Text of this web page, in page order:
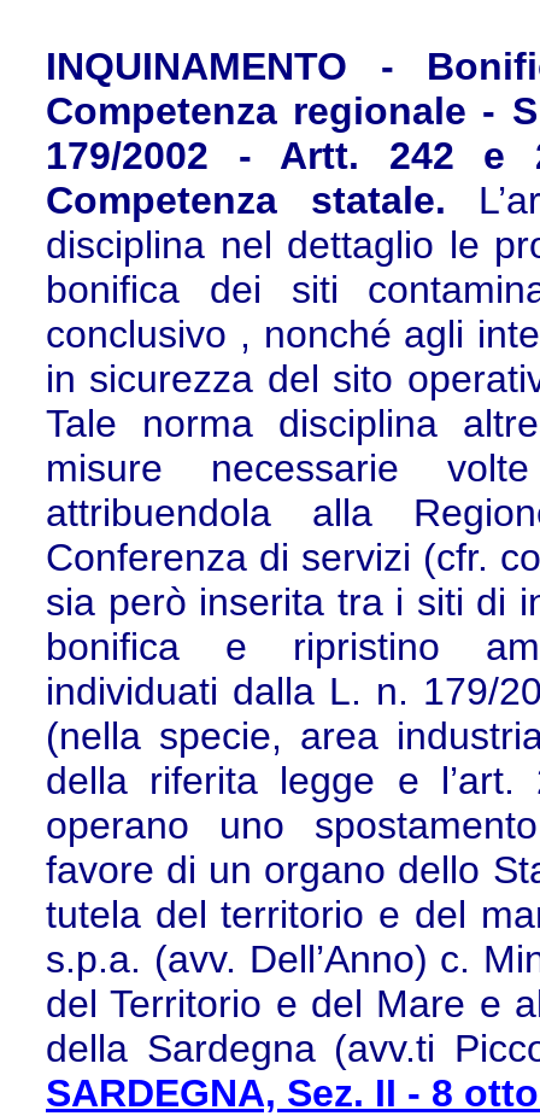
INQUINAMENTO -
Competenza regionale -
179/2002 - Artt. 242 e
Competenza statale.
disciplina nel dettaglio le
bonifica dei siti
conclusivo , nonché agli
in sicurezza del sito
Tale norma disciplina
misure necessarie
attribuendola alla
Conferenza di servizi (cfr.
sia però inserita tra i siti di
bonifica e ripristino
individuati dalla L. n. 179/
(nella specie, area
della riferita legge e
operano uno
favore di un organo dello
tutela del territorio e del
s.p.a. (avv. Dell’Anno) c.
del Territorio e del Mare e
della Sardegna (avv.ti
SARDEGNA, Sez. II - 8